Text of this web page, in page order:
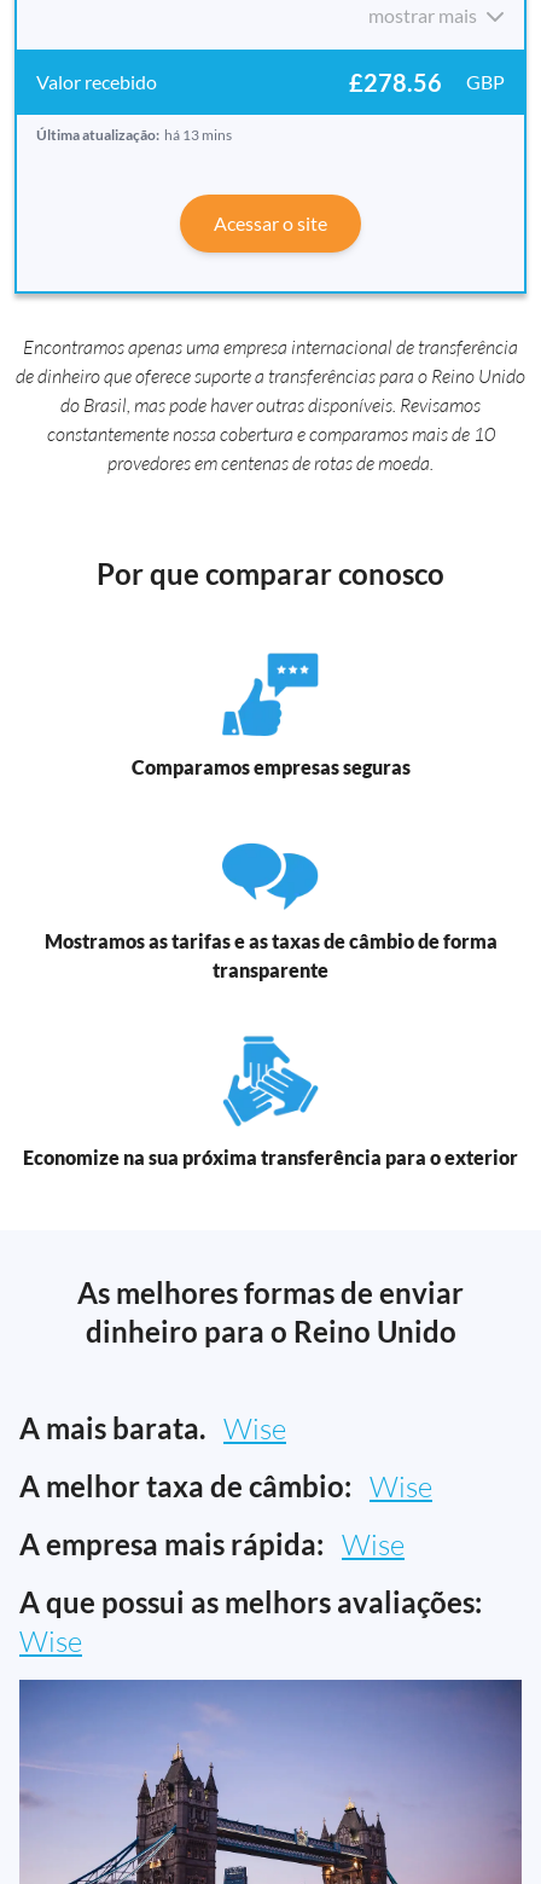
mostrar mais
£278.56 GBP
Última atualização: há 13 mins
Acessar o site
Encontramos apenas uma empresa internacional de transferência
de dinheiro que oferece suporte a transferências para o Reino Unido
do Brasil, mas pode haver outras disponíveis. Revisamos
constantemente nossa cobertura e comparamos mais de 10
provedores em centenas de rotas de moeda.
Por que comparar conosco
Comparamos empresas seguras
Mostramos as tarifas e as taxas de câmbio de forma
transparente
Economize na sua próxima transferência para o exterior
As melhores formas de enviar
dinheiro para o Reino Unido
A mais barata. Wise
A melhor taxa de câmbio: Wise
A empresa mais rápida: Wise
A que possui as melhors avaliações:
Wise